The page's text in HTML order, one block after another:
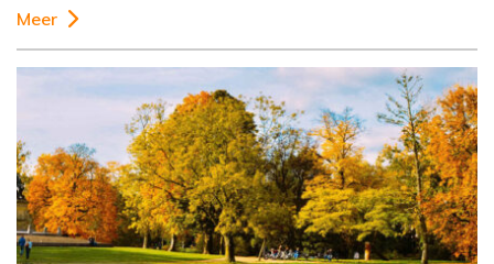
Meer